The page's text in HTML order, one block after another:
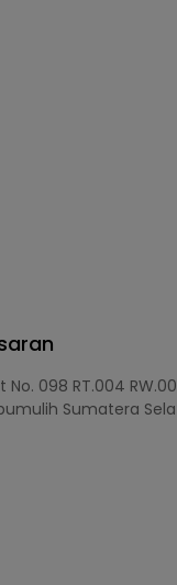
098 RT.004
Sumatera